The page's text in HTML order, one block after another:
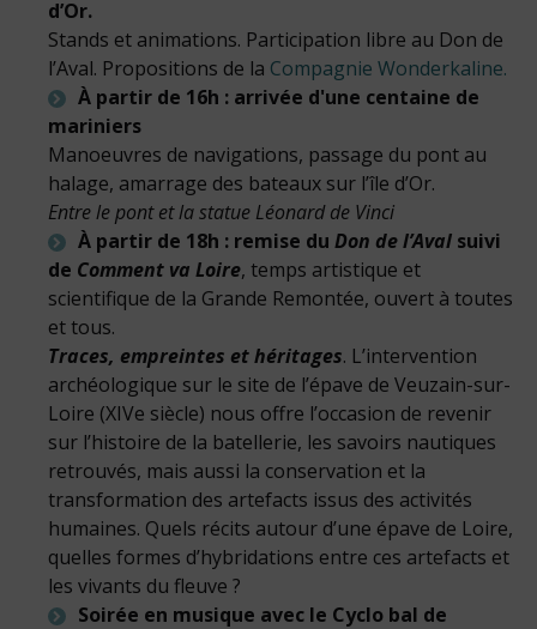
d’Or.
Stands et animations. Participation libre au Don de
l’Aval. Propositions de la Compagnie Wonderkaline.
À partir de 16h : arrivée d'une centaine de
mariniers
Manoeuvres de navigations, passage du pont au
halage, amarrage des bateaux sur l’île d’Or.
Entre le pont et la statue Léonard de Vinci
À partir de 18h : remise du Don de l’Aval suivi
de Comment va Loire, temps artistique et
scientifique de la Grande Remontée, ouvert à toutes
et tous.
Traces, empreintes et héritages. L’intervention
archéologique sur le site de l’épave de Veuzain-sur-
Loire (XIVe siècle) nous offre l’occasion de revenir
sur l’histoire de la batellerie, les savoirs nautiques
retrouvés, mais aussi la conservation et la
transformation des artefacts issus des activités
humaines. Quels récits autour d’une épave de Loire,
quelles formes d’hybridations entre ces artefacts et
les vivants du fleuve ?
Soirée en musique avec le Cyclo bal de